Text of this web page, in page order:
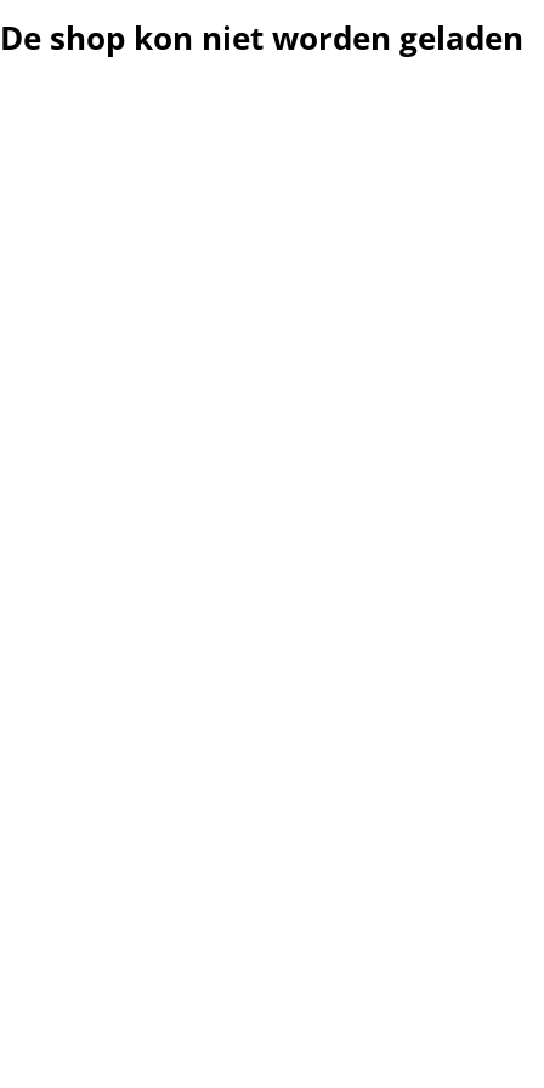
De shop kon niet worden geladen